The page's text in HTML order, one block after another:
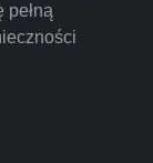
pełną